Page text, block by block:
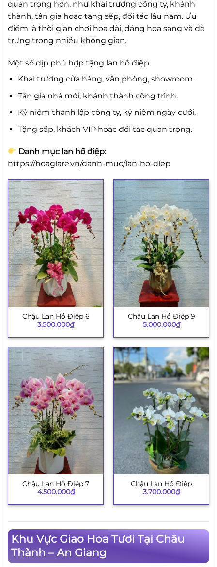
quan trọng hơn, như khai trương công ty, khánh
thành, tân gia hoặc tặng sếp, đối tác lâu năm. Ưu
điểm là thời gian chơi hoa dài, dáng hoa sang và dễ
trưng trong nhiều không gian.
Một số dịp phù hợp tặng lan hồ điệp
Khai trương cửa hàng, văn phòng, showroom.
Tân gia nhà mới, khánh thành công trình.
Kỷ niệm thành lập công ty, kỷ niệm ngày cưới.
Tặng sếp, khách VIP hoặc đối tác quan trọng.
Danh mục lan hồ điệp:
https://hoagiare.vn/danh-muc/lan-ho-diep
Chậu Lan Hồ Điệp 6
3.500.000₫
Chậu Lan Hồ Điệp 9
5.000.000₫
Chậu Lan Hồ Điệp 7
4.500.000₫
Chậu Lan Hồ Điệp
3.700.000₫
Khu Vực Giao Hoa Tươi Tại Châu
Thành – An Giang